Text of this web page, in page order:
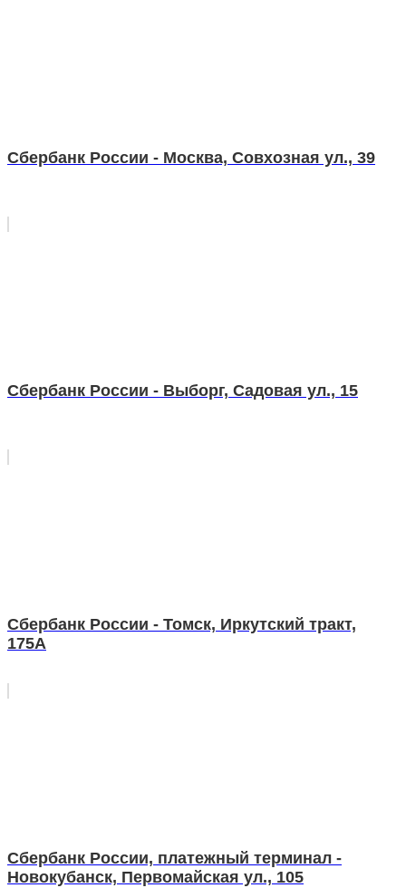
Сбербанк России - Москва, Совхозная ул., 39
Сбербанк России - Выборг, Садовая ул., 15
Сбербанк России - Томск, Иркутский тракт,
175А
Сбербанк России, платежный терминал -
Новокубанск, Первомайская ул., 105